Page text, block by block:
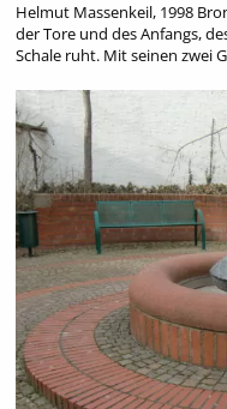
Helmut Massenkeil, 1998
der Tore und des Anfangs,
Schale ruht. Mit seinen zwei